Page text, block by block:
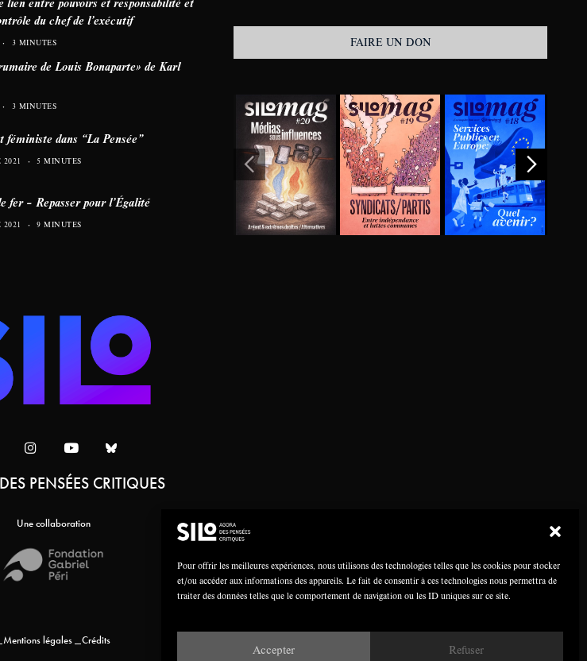
Pour offrir les meilleures expériences, nous utilisons des technologies telles que les cookies pour stocker
et/ou accéder aux informations des appareils. Le fait de consentir à ces technologies nous permettra de
traiter des données telles que le comportement de navigation ou les ID uniques sur ce site.
Accepter Refuser
du chef de l’exécutif
3 MINUTES
de Louis Bonaparte» de Karl
3 MINUTES
féministe dans “La Pensée”
2021 5 MINUTES
fer – Repasser pour l’Égalité
2021 9 MINUTES
FAIRE UN DON
PENSÉES CRITIQUES
Une collaboration
Mentions légales Crédits